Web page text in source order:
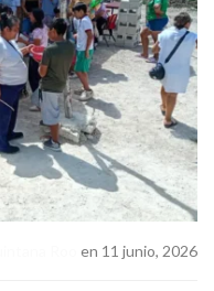
en 11 junio, 2026